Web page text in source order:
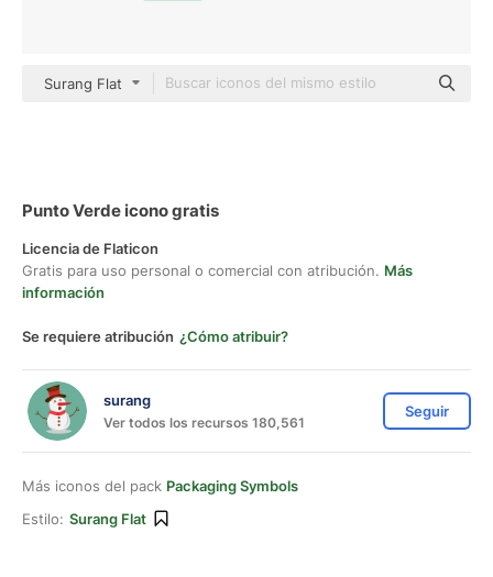
Surang Flat
Punto Verde icono gratis
Licencia de Flaticon
Gratis para uso personal o comercial con atribución. Más
información
Se requiere atribución ¿Cómo atribuir?
surang
Ver todos los recursos 180,561
Seguir
Más iconos del pack Packaging Symbols
Estilo: Surang Flat